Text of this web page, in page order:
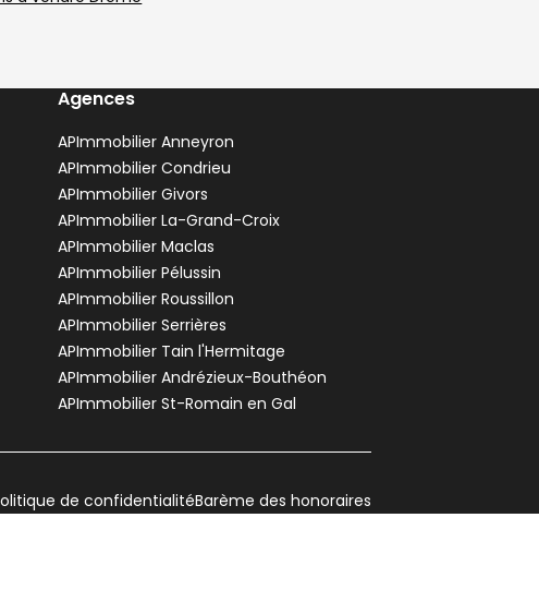
Agences
APImmobilier Anneyron
APImmobilier Condrieu
APImmobilier Givors
APImmobilier La-Grand-Croix
APImmobilier Maclas
APImmobilier Pélussin
APImmobilier Roussillon
APImmobilier Serrières
APImmobilier Tain l'Hermitage
APImmobilier Andrézieux-Bouthéon
APImmobilier St-Romain en Gal
de confidentialitéBarème des honoraires